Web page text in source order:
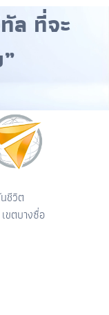
ล ที่จะ
ชีวิต
ขตบางซื่อ